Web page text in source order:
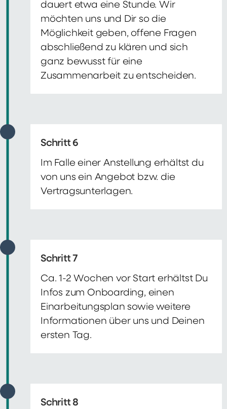
dauert etwa eine Stunde. Wir
möchten uns und Dir so die
Möglichkeit geben, offene Fragen
abschließend zu klären und sich
ganz bewusst für eine
Zusammenarbeit zu entscheiden.
Schritt 6
Im Falle einer Anstellung erhältst du
von uns ein Angebot bzw. die
Vertragsunterlagen.
Schritt 7
Ca. 1-2 Wochen vor Start erhältst Du
Infos zum Onboarding, einen
Einarbeitungsplan sowie weitere
Informationen über uns und Deinen
ersten Tag.
Schritt 8